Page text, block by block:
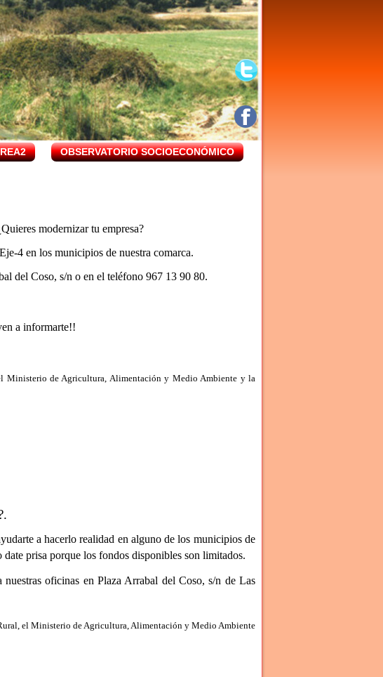
OBSERVATORIO SOCIOECONÓMICO
modernizar tu empresa?
4 en los municipios de nuestra comarca.
del Coso, s/n o en el teléfono 967 13 90 80.
a informarte!!
Ministerio de Agricultura, Alimentación y Medio Ambiente y la
a hacerlo realidad en alguno de los municipios de
prisa porque los fondos disponibles son limitados.
oficinas en Plaza Arrabal del Coso, s/n de Las
el Ministerio de Agricultura, Alimentación y Medio Ambiente